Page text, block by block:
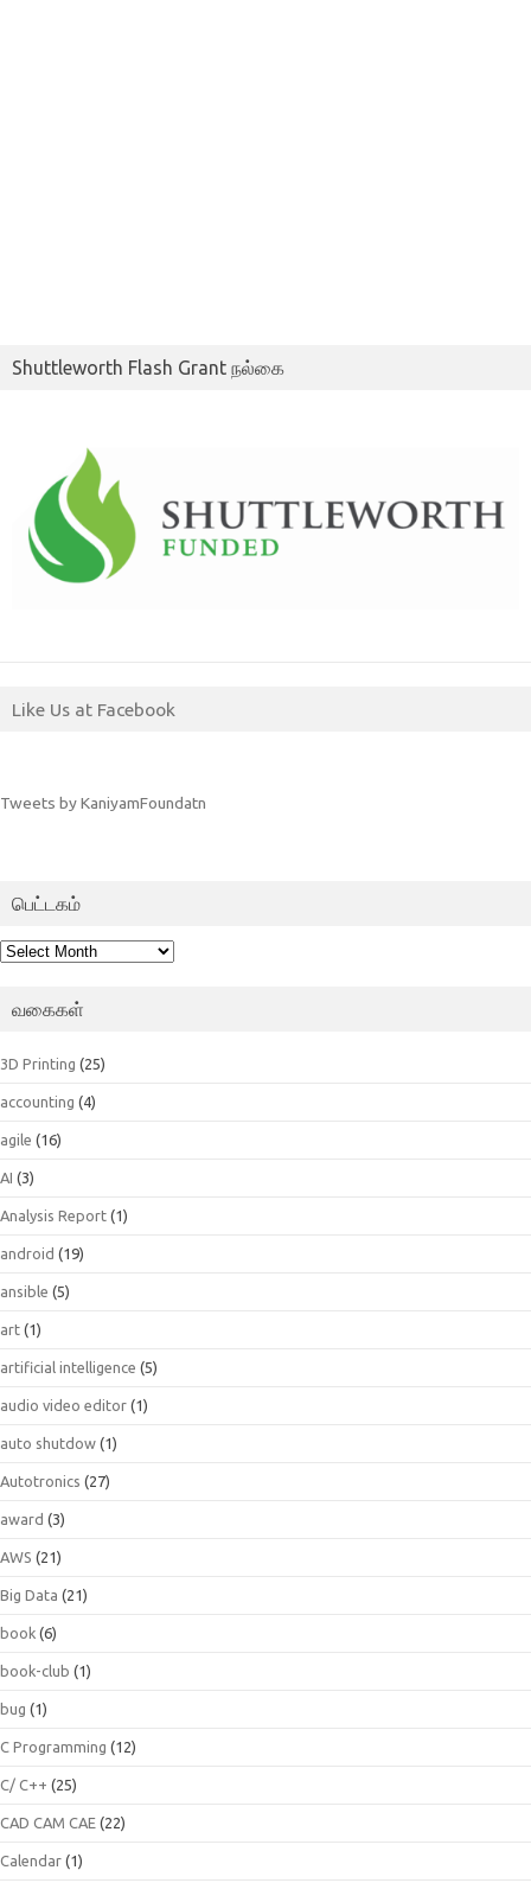
Shuttleworth Flash Grant நல்கை
Like Us at Facebook
Tweets by KaniyamFoundatn
பெட்டகம்
பெட்டகம்
வகைகள்
3D Printing (25)
accounting (4)
agile (16)
AI (3)
Analysis Report (1)
android (19)
ansible (5)
art (1)
artificial intelligence (5)
audio video editor (1)
auto shutdow (1)
Autotronics (27)
award (3)
AWS (21)
Big Data (21)
book (6)
book-club (1)
bug (1)
C Programming (12)
C/ C++ (25)
CAD CAM CAE (22)
Calendar (1)